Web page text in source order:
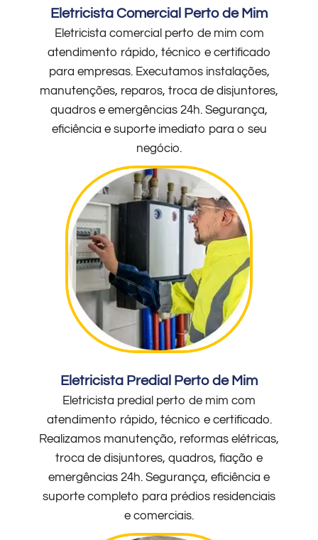
Eletricista Comercial Perto de Mim
Eletricista comercial perto de mim com
atendimento rápido, técnico e certificado
para empresas. Executamos instalações,
manutenções, reparos, troca de disjuntores,
quadros e emergências 24h. Segurança,
eficiência e suporte imediato para o seu
negócio.
Eletricista Predial Perto de Mim
Eletricista predial perto de mim com
atendimento rápido, técnico e certificado.
Realizamos manutenção, reformas elétricas,
troca de disjuntores, quadros, fiação e
emergências 24h. Segurança, eficiência e
suporte completo para prédios residenciais
e comerciais.